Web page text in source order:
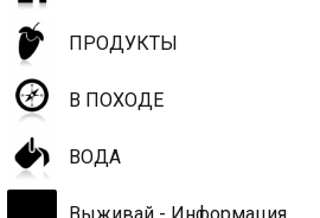
ПРОДУКТЫ
В ПОХОДЕ
ВОДА